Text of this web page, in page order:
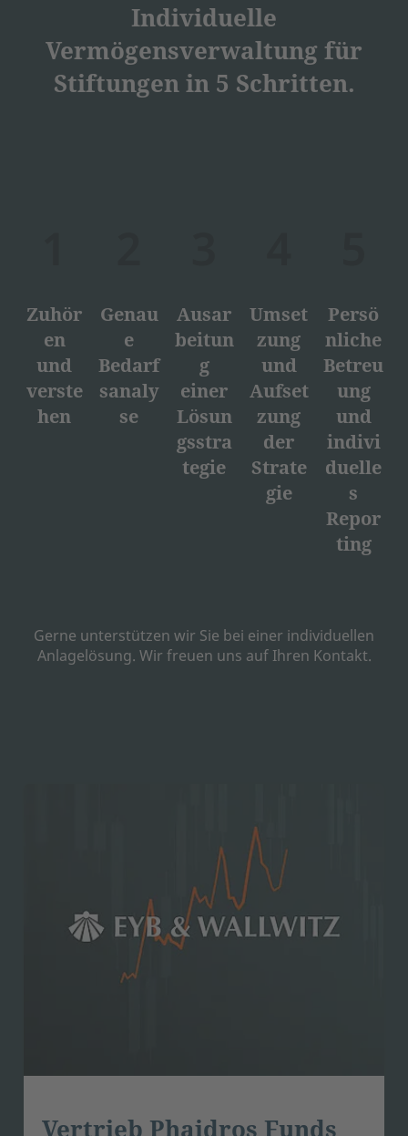
Individuelle
Vermögensverwaltung für
Stiftungen in 5 Schritten.
Zuhör
en
und
verste
hen
Genau
e
Bedarf
sanaly
se
Ausar
beitun
g
einer
Lösun
gsstra
tegie
Umset
zung
und
Aufset
zung
der
Strate
gie
Persö
nliche
Betreu
ung
und
indivi
duelle
s
Repor
ting
Gerne unterstützen wir Sie bei einer individuellen
Anlagelösung. Wir freuen uns auf Ihren Kontakt.
Vertrieb Phaidros Funds